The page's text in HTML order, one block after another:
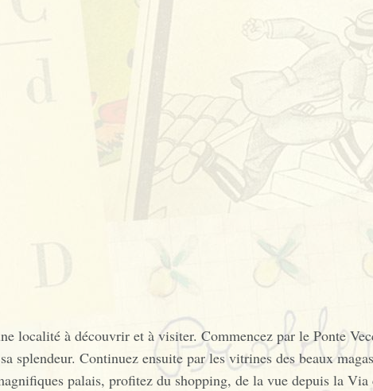
localité à découvrir et à visiter. Commencez par le Ponte
splendeur. Continuez ensuite par les vitrines des beaux
palais, profitez du shopping, de la vue depuis la